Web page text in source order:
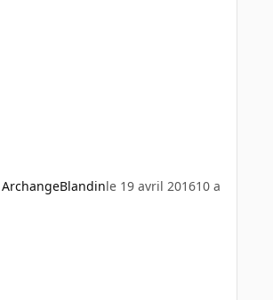
ArchangeBlandinle 19 avril 201610 a